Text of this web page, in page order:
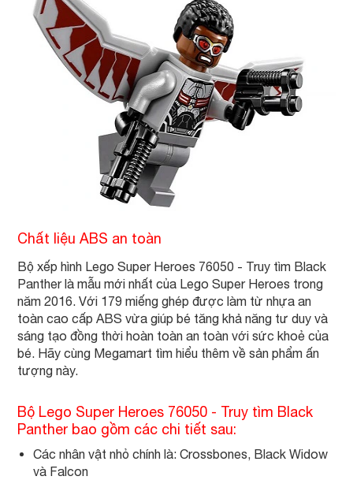
Chất liệu ABS an toàn
Bộ xếp hình Lego Super Heroes 76050 - Truy tìm Black
Panther là mẫu mới nhất của Lego Super Heroes trong
năm 2016. Với 179 miếng ghép được làm từ nhựa an
toàn cao cấp ABS vừa giúp bé tăng khả năng tư duy và
sáng tạo đồng thời hoàn toàn an toàn với sức khoẻ của
bé. Hãy cùng Megamart tìm hiểu thêm về sản phẩm ấn
tượng này.
Bộ Lego Super Heroes 76050 - Truy tìm Black
Panther bao gồm các chi tiết sau:
Các nhân vật nhỏ chính là: Crossbones, Black Widow
và Falcon